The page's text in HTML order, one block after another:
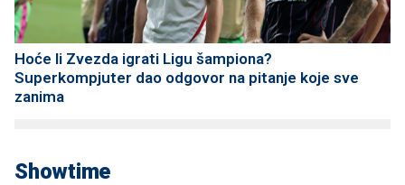
Hoće li Zvezda igrati Ligu šampiona?
Superkompjuter dao odgovor na pitanje koje sve
zanima
Showtime